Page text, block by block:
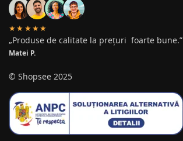
★★★★★
„Produse de calitate la prețuri foarte bune.”
Matei P.
© Shopsee 2025